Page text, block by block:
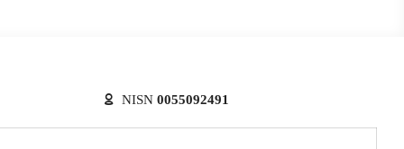
NISN 0055092491